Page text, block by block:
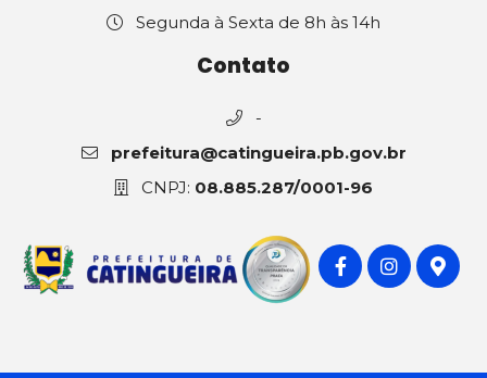
Segunda à Sexta de 8h às 14h
Contato
-
prefeitura@catingueira.pb.gov.br
CNPJ: 08.885.287/0001-96